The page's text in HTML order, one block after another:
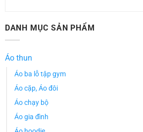
DANH MỤC SẢN PHẨM
Áo thun
Áo ba lỗ tập gym
Áo cặp, Áo đôi
Áo chạy bộ
Áo gia đình